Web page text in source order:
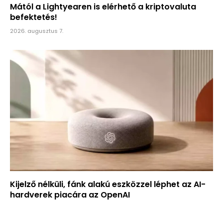
Mától a Lightyearen is elérhető a kriptovaluta
befektetés!
2026. augusztus 7.
Kijelző nélküli, fánk alakú eszközzel léphet az AI-
hardverek piacára az OpenAI